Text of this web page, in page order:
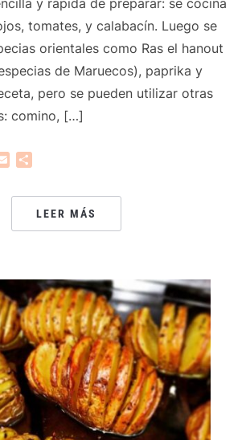
y rápida de preparar: se cocina
tomates, y calabacín. Luego se
orientales como Ras el hanout
de Maruecos), paprika y
pero se pueden utilizar otras
comino, […]
Email
LEER MÁS